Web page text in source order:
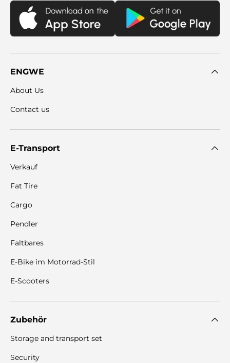
ENGWE
About Us
Contact us
E-Transport
Verkauf
Fat Tire
Cargo
Pendler
Faltbares
E-Bike im Motorrad-Stil
E-Scooters
Zubehör
Storage and transport set
Security